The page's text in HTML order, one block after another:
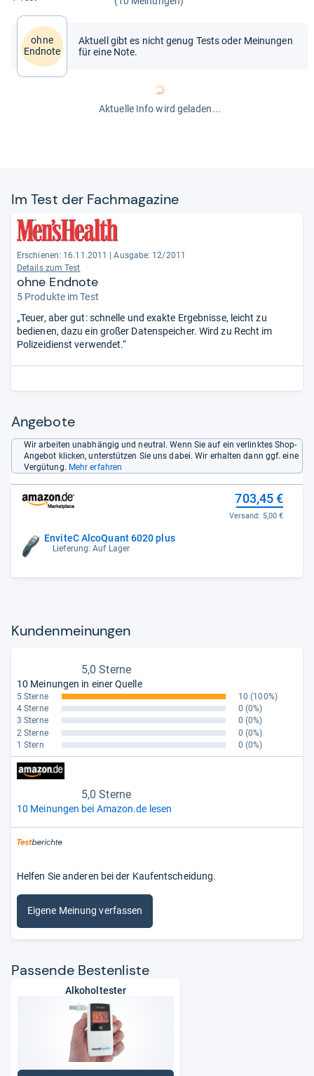
ohne
Endnote
Aktuell gibt es nicht genug Tests oder Meinungen
für eine Note.
Aktuelle Info wird geladen...
Im Test der Fach­ma­ga­zine
Erschienen: 16.11.2011
Ausgabe: 12/2011
Details zum Test
ohne Endnote
5 Produkte im Test
„Teuer, aber gut: schnelle und exakte Ergebnisse, leicht zu
bedienen, dazu ein großer Datenspeicher. Wird zu Recht im
Polizeidienst verwendet.“
Angebote
Wir arbeiten unabhängig und neutral. Wenn Sie auf ein verlinktes Shop-
Angebot klicken, unterstützen Sie uns dabei. Wir erhalten dann ggf. eine
Vergütung. Mehr erfahren
EnviteC AlcoQuant 6020 plus
Lieferung: Auf Lager
703,45 €
Versand: 5,00 €
Kun­den­mei­nun­gen
5,0 Sterne
10 Meinungen in einer Quelle
5 Sterne 10 (100%)
4 Sterne
0 (0%)
3 Sterne
0 (0%)
2 Sterne
0 (0%)
1 Stern
0 (0%)
5,0 Sterne
10 Meinungen bei Amazon.de lesen
Helfen Sie anderen bei der Kaufentscheidung.
Eigene Meinung verfassen
Pas­sende Bes­ten­liste
Alkoholtester